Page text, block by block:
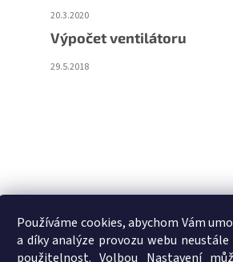
Používáme cookies, abychom Vám
a díky analýze provozu webu
použitelnost. Volbou Nastavení
20.3.2020
Výpočet ventilátoru
29.5.2018